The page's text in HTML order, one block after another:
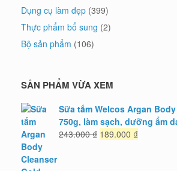
Dụng cụ làm đẹp (399)
Thực phẩm bổ sung (2)
Bộ sản phẩm (106)
SẢN PHẨM VỪA XEM
Sữa tắm Welcos Argan
750g, làm sạch, dưỡng ẩm
243.000₫ Giá
189.000 ₫Giá